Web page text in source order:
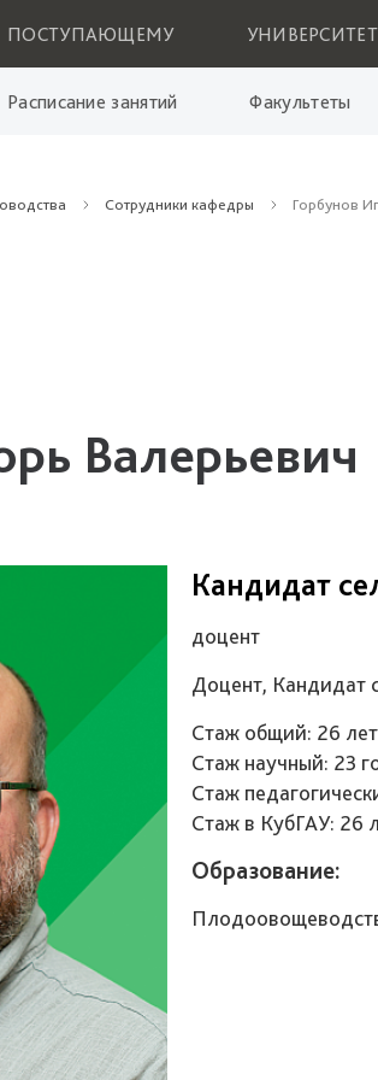
ПОСТУПАЮЩЕМУ УНИВЕРСИТЕТ
Расписание занятий Факультеты
Сотрудники кафедры Горбунов
Валерьевич
Кандидат
доцент
Доцент, Кандидат
Стаж общий: 26 лет
Стаж научный: 23
Стаж
Стаж в КубГАУ: 26
Образование: